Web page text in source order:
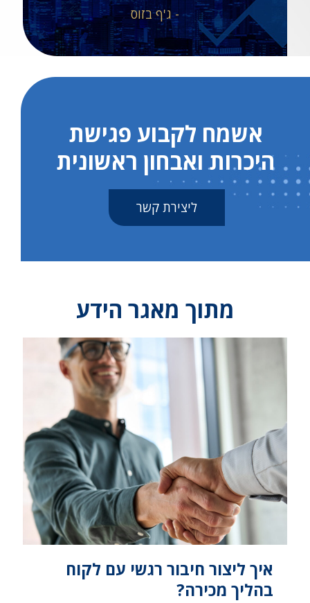
- ג'ף בזוס
אשמח לקבוע פגישת
היכרות ואבחון ראשונית
ליצירת קשר
מתוך מאגר הידע
איך ליצור חיבור רגשי עם לקוח
בהליך מכירה?